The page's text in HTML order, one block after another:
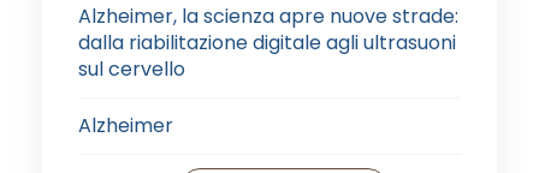
Alzheimer, la scienza apre nuove strade:
dalla riabilitazione digitale agli ultrasuoni
sul cervello
Alzheimer